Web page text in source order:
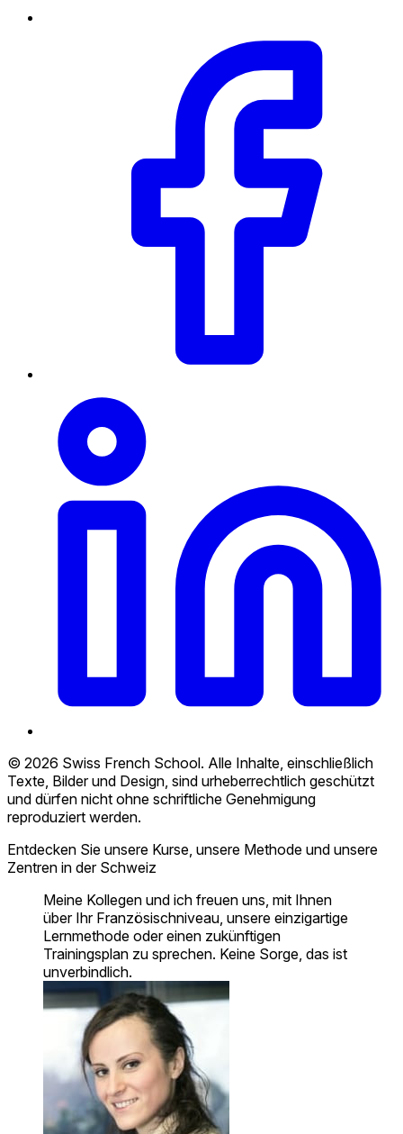
© 2026 Swiss French School. Alle Inhalte, einschließlich
Texte, Bilder und Design, sind urheberrechtlich geschützt
und dürfen nicht ohne schriftliche Genehmigung
reproduziert werden.
Entdecken Sie unsere Kurse, unsere Methode und unsere
Zentren in der Schweiz
Meine Kollegen und ich freuen uns, mit Ihnen
über Ihr Französischniveau, unsere einzigartige
Lernmethode oder einen zukünftigen
Trainingsplan zu sprechen. Keine Sorge, das ist
unverbindlich.